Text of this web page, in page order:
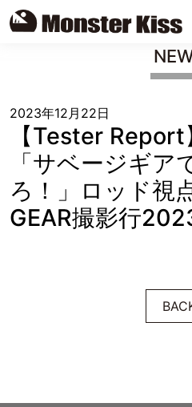
2023年12月22日
【Tester
「サベージギア
ろ！」ロッド視
GEAR撮影行